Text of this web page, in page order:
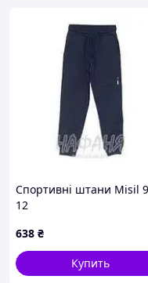
Спортивні штани Misil
12
638 ₴
Купить